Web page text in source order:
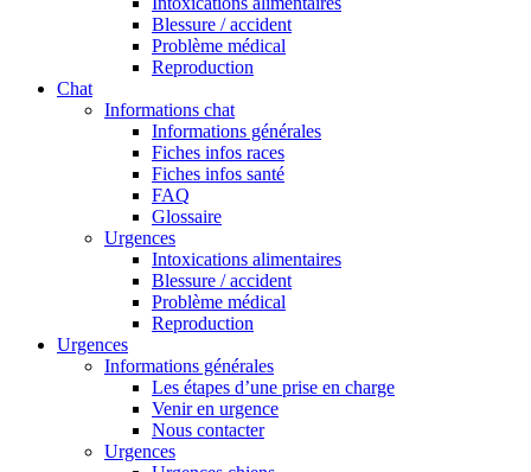
Blessure / accident
Problème médical
Reproduction
Chat
Informations chat
Informations générales
Fiches infos races
Fiches infos santé
FAQ
Glossaire
Urgences
Intoxications alimentaires
Blessure / accident
Problème médical
Reproduction
Urgences
Informations générales
Les étapes d’une prise en charge
Venir en urgence
Nous contacter
Urgences